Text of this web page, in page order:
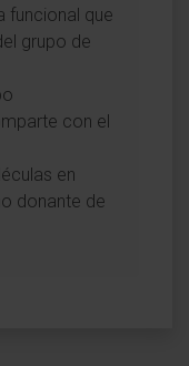
funcional que
grupo de
con el
en
donante de